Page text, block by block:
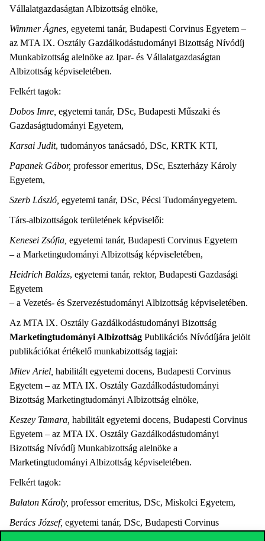
Vállalatgazdaságtan Albizottság elnöke,
Wimmer Ágnes, egyetemi tanár, Budapesti Corvinus Egyetem –
az MTA IX. Osztály Gazdálkodástudományi Bizottság Nívódíj
Munkabizottság alelnöke az Ipar- és Vállalatgazdaságtan
Albizottság képviseletében.
Felkért tagok:
Dobos Imre, egyetemi tanár, DSc, Budapesti Műszaki és
Gazdaságtudományi Egyetem,
Karsai Judit, tudományos tanácsadó, DSc, KRTK KTI,
Papanek Gábor, professor emeritus, DSc, Eszterházy Károly
Egyetem,
Szerb László, egyetemi tanár, DSc, Pécsi Tudományegyetem.
Társ-albizottságok területének képviselői:
Kenesei Zsófia, egyetemi tanár, Budapesti Corvinus Egyetem
– a Marketingudományi Albizottság képviseletében,
Heidrich Balázs, egyetemi tanár, rektor, Budapesti Gazdasági
Egyetem
– a Vezetés- és Szervezéstudományi Albizottság képviseletében.
Az MTA IX. Osztály Gazdálkodástudományi Bizottság
Marketingtudományi Albizottság Publikációs Nívódíjára jelölt
publikációkat értékelő munkabizottság tagjai:
Mitev Ariel, habilitált egyetemi docens, Budapesti Corvinus
Egyetem – az MTA IX. Osztály Gazdálkodástudományi
Bizottság Marketingtudományi Albizottság elnöke,
Keszey Tamara, habilitált egyetemi docens, Budapesti Corvinus
Egyetem – az MTA IX. Osztály Gazdálkodástudományi
Bizottság Nívódíj Munkabizottság alelnöke a
Marketingtudományi Albizottság képviseletében.
Felkért tagok:
Balaton Károly, professor emeritus, DSc, Miskolci Egyetem,
Berács József, egyetemi tanár, DSc, Budapesti Corvinus